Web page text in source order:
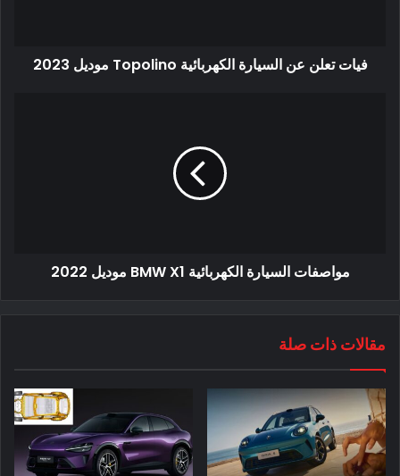
الآن في رينو) موقع AutoExpress في عام 2020 أن الجيل الثالث
أيضًا في الصين ، حيث يتم إعطاء الأولوية لمساحة الأرجل في المقعد
الخلفي ، يمكن إعادة المقاعد الخلفية ذات الخمسة مقاعد للخلف
لتحسين مساحة الأرجل في المقعد الخلفي ، حتى إذا كان ذلك يضر
بالمساحة الموجودة في صندوق السيارة.
ألمح فيدال إلى أن بيجو ستصمم 5008 أكثر عملية في الجيل التالي
فيات تعلن عن السيارة الكهربائية Topolino موديل 2023
مواصفات السيارة الكهربائية BMW X1 موديل 2022
مقالات ذات صلة